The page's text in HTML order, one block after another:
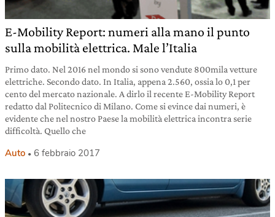
E-Mobility Report: numeri alla mano il punto
sulla mobilità elettrica. Male l’Italia
Primo dato. Nel 2016 nel mondo si sono vendute 800mila vetture
elettriche. Secondo dato. In Italia, appena 2.560, ossia lo 0,1 per
cento del mercato nazionale. A dirlo il recente E-Mobility Report
redatto dal Politecnico di Milano. Come si evince dai numeri, è
evidente che nel nostro Paese la mobilità elettrica incontra serie
difficoltà. Quello che
Auto 6 febbraio 2017